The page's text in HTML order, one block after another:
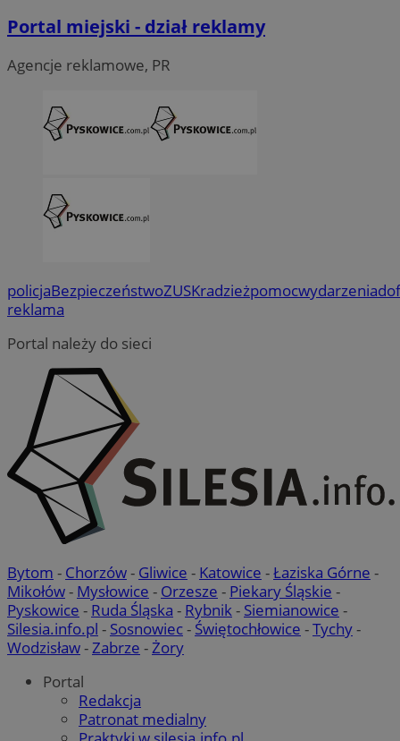
Portal miejski - dział reklamy
Agencje reklamowe, PR
policjaBezpieczeństwoZUSKradzieżpomocwydarzenia
reklama
Portal należy do sieci
Bytom - Chorzów- Gliwice - Katowice -Łaziska Górne -
Mikołów- Mysłowice - Orzesze - Piekary Śląskie -
Pyskowice - Ruda Śląska - Rybnik- Siemianowice -
Silesia.info.pl - Sosnowiec- Świętochłowice -Tychy-
Wodzisław-Zabrze -Żory
Portal
Redakcja
Patronat medialny